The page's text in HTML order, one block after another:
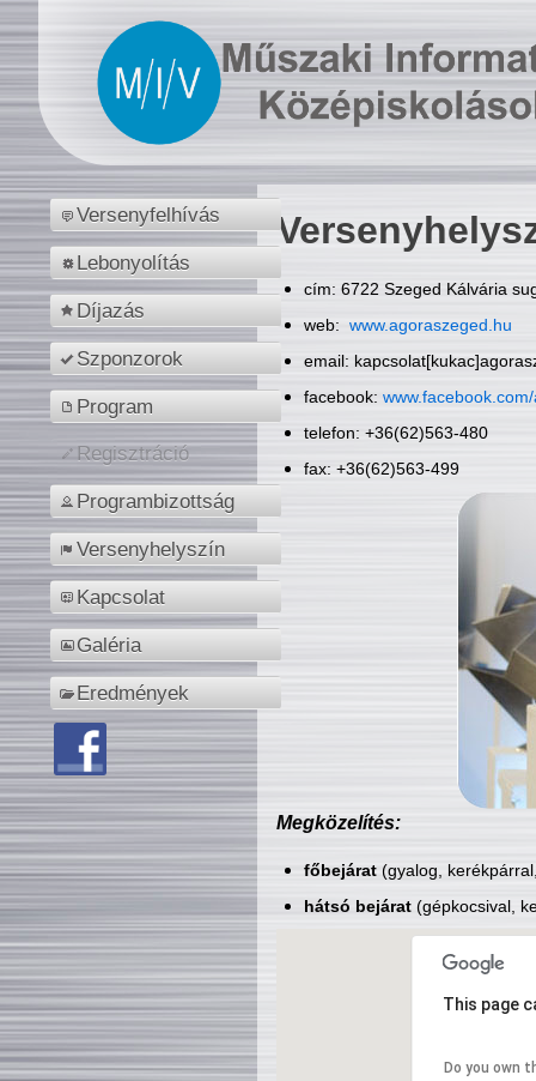
Versenyfelhívás
Lebonyolítás
Díjazás
Szponzorok
Program
Regisztráció
Programbizottság
Versenyhelyszín
Kapcsolat
Galéria
Eredmények
cím: 6722 Szeged Kálvária
web: www.agoraszeged.hu
email:
facebook:
telefon: +36(62)563-480
fax: +36(62)563-499
Megközelítés:
főbejárat(gyalog,
hátsó bejárat(gépkocsival,
This page
Do you own